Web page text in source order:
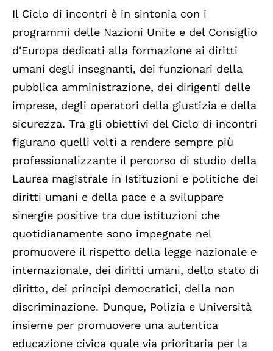
Il Ciclo di incontri è in sintonia con i
programmi delle Nazioni Unite e del Consiglio
d'Europa dedicati alla formazione ai diritti
umani degli insegnanti, dei funzionari della
pubblica amministrazione, dei dirigenti delle
imprese, degli operatori della giustizia e della
sicurezza. Tra gli obiettivi del Ciclo di incontri
figurano quelli volti a rendere sempre più
professionalizzante il percorso di studio della
Laurea magistrale in Istituzioni e politiche dei
diritti umani e della pace e a sviluppare
sinergie positive tra due istituzioni che
quotidianamente sono impegnate nel
promuovere il rispetto della legge nazionale e
internazionale, dei diritti umani, dello stato di
diritto, dei principi democratici, della non
discriminazione. Dunque, Polizia e Università
insieme per promuovere una autentica
educazione civica quale via prioritaria per la